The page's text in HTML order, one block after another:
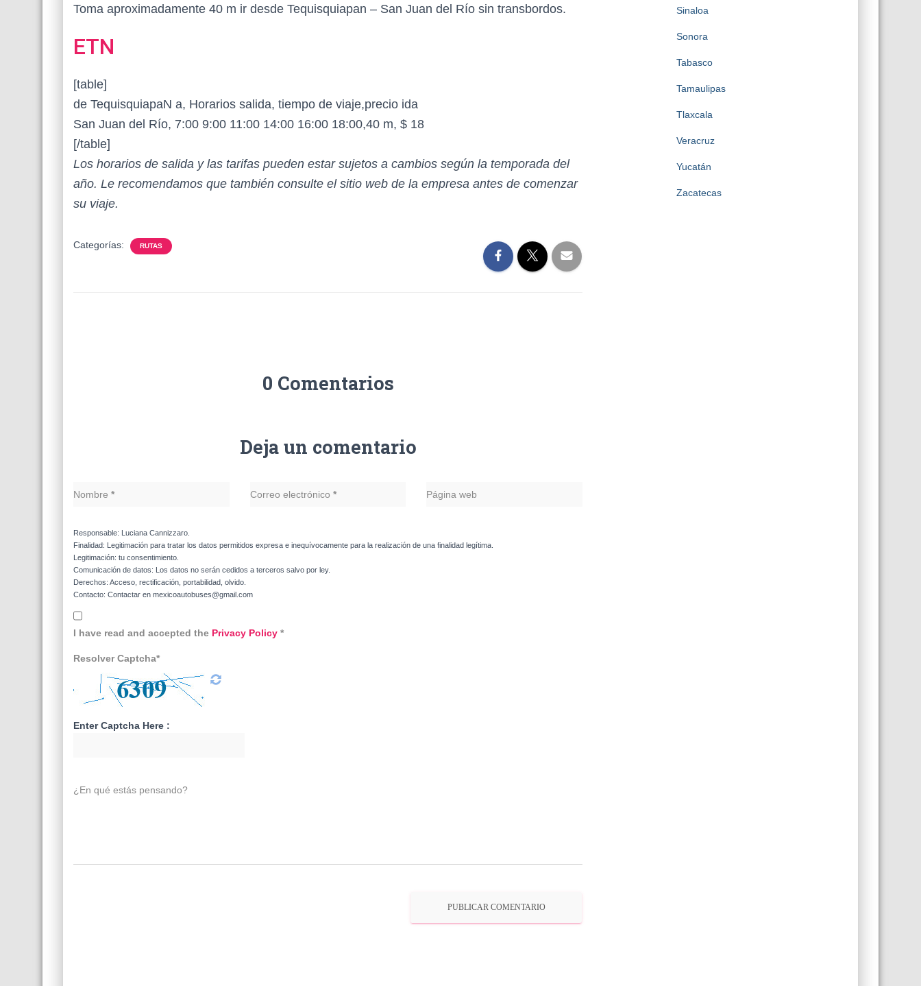
Toma aproximadamente 40 m ir desde Tequisquiapan – San Juan del Río sin transbordos.
ETN
[table]
de TequisquiapaN a, Horarios salida, tiempo de viaje,precio ida
San Juan del Río, 7:00 9:00 11:00 14:00 16:00 18:00,40 m, $ 18
[/table]
Los horarios de salida y las tarifas pueden estar sujetos a cambios según la temporada del
año. Le recomendamos que también consulte el sitio web de la empresa antes de comenzar
su viaje.
Categorías: RUTAS
0 Comentarios
Deja un comentario
Nombre * Correo electrónico * Página web
Responsable: Luciana Cannizzaro.
Finalidad: Legitimación para tratar los datos permitidos expresa e inequívocamente para la realización de una finalidad legítima.
Legitimación: tu consentimiento.
Comunicación de datos: Los datos no serán cedidos a terceros salvo por ley.
Derechos: Acceso, rectificación, portabilidad, olvido.
Contacto: Contactar en mexicoautobuses@gmail.com
I have read and accepted the Privacy Policy *
Resolver Captcha*
Enter Captcha Here :
¿En qué estás pensando?
Sinaloa
Sonora
Tabasco
Tamaulipas
Tlaxcala
Veracruz
Yucatán
Zacatecas